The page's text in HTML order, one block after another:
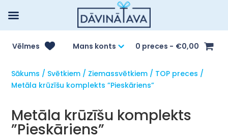
Vēlmes Mans konts 0 preces €0,00
Sākums / Svētkiem / Ziemassvētkiem / TOP preces /
Metāla krūzīšu komplekts ”Pieskāriens”
Metāla krūzīšu komplekts
”Pieskāriens”